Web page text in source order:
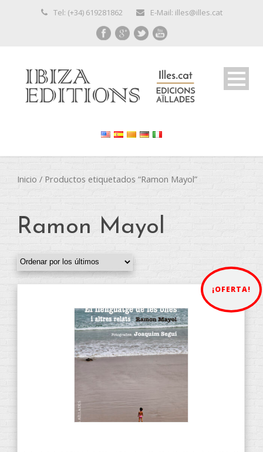
Tel: (+34) 619281862 E-Mail: illes@illes.cat
Inicio / Productos etiquetados “Ramon Mayol”
Ramon Mayol
¡OFERTA!